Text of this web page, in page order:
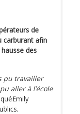
de
carburant afin
des
pu travailler
aller à l’école